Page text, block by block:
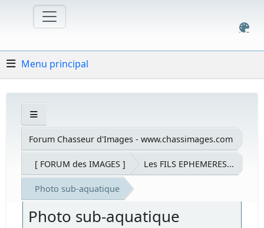
Menu principal
Forum Chasseur d'Images - www.chassimages.com
[ FORUM des IMAGES ] Les FILS EPHEMERES...
Photo sub-aquatique
Photo sub-aquatique